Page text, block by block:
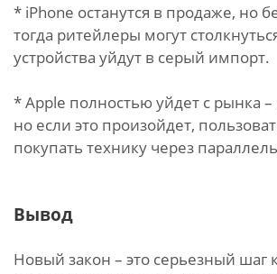
* iPhone останутся в продаже, но
тогда ритейлеры могут
устройства уйдут в серый импорт.
* Apple полностью уйдет с рынка
но если это произойдет,
покупать технику через
Вывод
Новый закон – это серьезный шаг